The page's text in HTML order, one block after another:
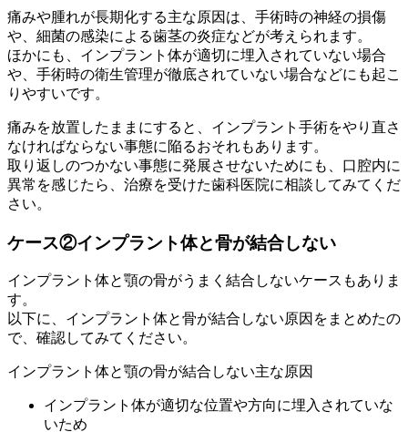
痛みや腫れが長期化する主な原因は、手術時の神経の損傷
や、細菌の感染による歯茎の炎症などが考えられます。
ほかにも、インプラント体が適切に埋入されていない場合
や、手術時の衛生管理が徹底されていない場合などにも起こ
りやすいです。
痛みを放置したままにすると、インプラント手術をやり直さ
なければならない事態に陥るおそれもあります。
取り返しのつかない事態に発展させないためにも、口腔内に
異常を感じたら、治療を受けた歯科医院に相談してみてくだ
さい。
ケース②インプラント体と骨が結合しない
インプラント体と顎の骨がうまく結合しないケースもありま
す。
以下に、インプラント体と骨が結合しない原因をまとめたの
で、確認してみてください。
インプラント体と顎の骨が結合しない主な原因
インプラント体が適切な位置や方向に埋入されていな
いため